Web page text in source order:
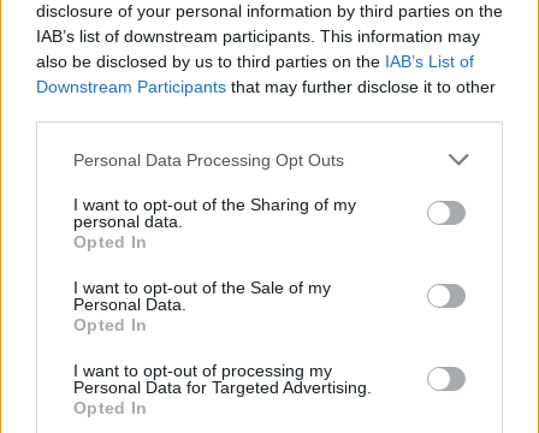
disclosure of your personal information by third parties on the
IAB’s list of downstream participants. This information may
also be disclosed by us to third parties on the IAB’s List of
Downstream Participants that may further disclose it to other
Please note that this website/app uses one or more Google
not limited to your visit or usage behaviour. You may click to
grant or deny consent to Google and its third-party tags to
use your data for below specified purposes in below Google
consent section.
Personal Data Processing Opt Outs
I want to opt-out of the Sharing of my
personal data.
Opted In
I want to opt-out of the Sale of my
Personal Data.
Opted In
I want to opt-out of processing my
Personal Data for Targeted Advertising.
Opted In
Az ebben az összeállításban
érintett témakörre is érvényes,
hogy a tudományos közösség
elemzéseinek következtetéseit a
vagy kevésbé”
vették és veszik
figyelembe más szempontoktól,
prioritásoktól függően. A
„klímaprobléma” az egyik különösen
vonatkozásai mellett messzemenően
összekapcsolódik számos